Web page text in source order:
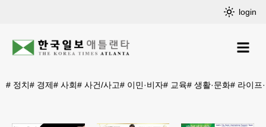
login
# 정치# 경제# 사회# 사건/사고# 이민·비자# 교육# 생활·문화# 라이프